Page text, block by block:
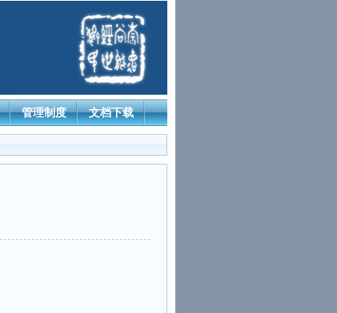
管理制度 文档下载